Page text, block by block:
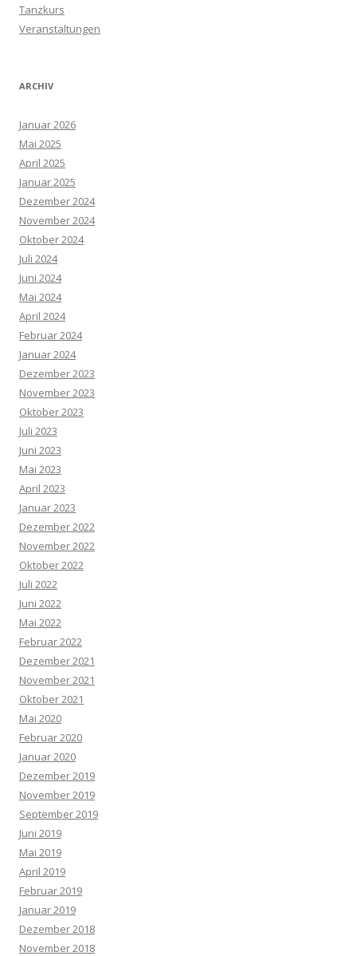
Tanzkurs
Veranstaltungen
ARCHIV
Januar 2026
Mai 2025
April 2025
Januar 2025
Dezember 2024
November 2024
Oktober 2024
Juli 2024
Juni 2024
Mai 2024
April 2024
Februar 2024
Januar 2024
Dezember 2023
November 2023
Oktober 2023
Juli 2023
Juni 2023
Mai 2023
April 2023
Januar 2023
Dezember 2022
November 2022
Oktober 2022
Juli 2022
Juni 2022
Mai 2022
Februar 2022
Dezember 2021
November 2021
Oktober 2021
Mai 2020
Februar 2020
Januar 2020
Dezember 2019
November 2019
September 2019
Juni 2019
Mai 2019
April 2019
Februar 2019
Januar 2019
Dezember 2018
November 2018